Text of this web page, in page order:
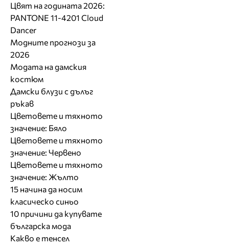
Цвят на годината 2026:
PANTONE 11-4201 Cloud
Dancer
Модните прогнози за
2026
Модата на дамския
костюм
Дамски блузи с дълъг
ръкав
Цветовете и тяхното
значение: Бяло
Цветовете и тяхното
значение: Червено
Цветовете и тяхното
значение: Жълто
15 начина да носим
класическо синьо
10 причини да купувате
българска мода
Какво е тенсел